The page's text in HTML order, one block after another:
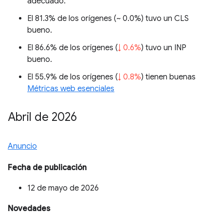
El 81.3% de los orígenes (~ 0.0%) tuvo un CLS
bueno.
El 86.6% de los orígenes (↓ 0.6%) tuvo un INP
bueno.
El 55.9% de los orígenes (↓ 0.8%) tienen buenas
Métricas web esenciales
Abril de 2026
Anuncio
Fecha de publicación
12 de mayo de 2026
Novedades